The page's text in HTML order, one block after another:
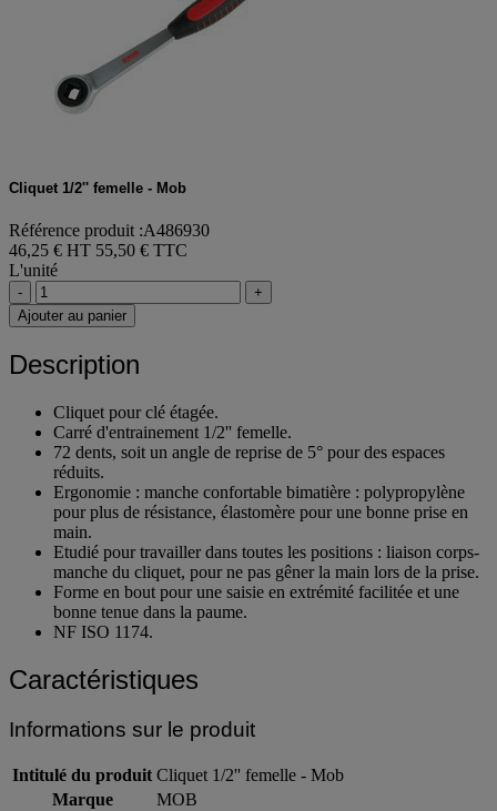
Cliquet 1/2'' femelle - Mob
Référence produit :A486930
46,25 € HT 55,50 € TTC
L'unité
-
+
Ajouter au panier
Description
Cliquet pour clé étagée.
Carré d'entrainement 1/2'' femelle.
72 dents, soit un angle de reprise de 5° pour des espaces
réduits.
Ergonomie : manche confortable bimatière : polypropylène
pour plus de résistance, élastomère pour une bonne prise en
main.
Etudié pour travailler dans toutes les positions : liaison corps-
manche du cliquet, pour ne pas gêner la main lors de la prise.
Forme en bout pour une saisie en extrémité facilitée et une
bonne tenue dans la paume.
NF ISO 1174.
Caractéristiques
Informations sur le produit
Intitulé du produit Cliquet 1/2'' femelle - Mob
Marque
MOB